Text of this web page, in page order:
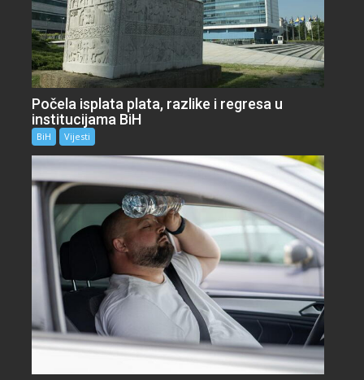
Počela isplata plata, razlike i regresa u
institucijama BiH
BiH Vijesti